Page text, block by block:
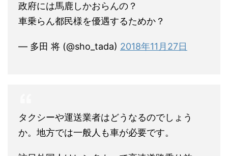
政府には馬鹿しかおらんの？
車乗らん都民様を優遇するためか？
— 多田 将 (@sho_tada) 2018年11月27日
タクシーや運送業者はどうなるのでしょう
か。地方では一般人も車が必要です。